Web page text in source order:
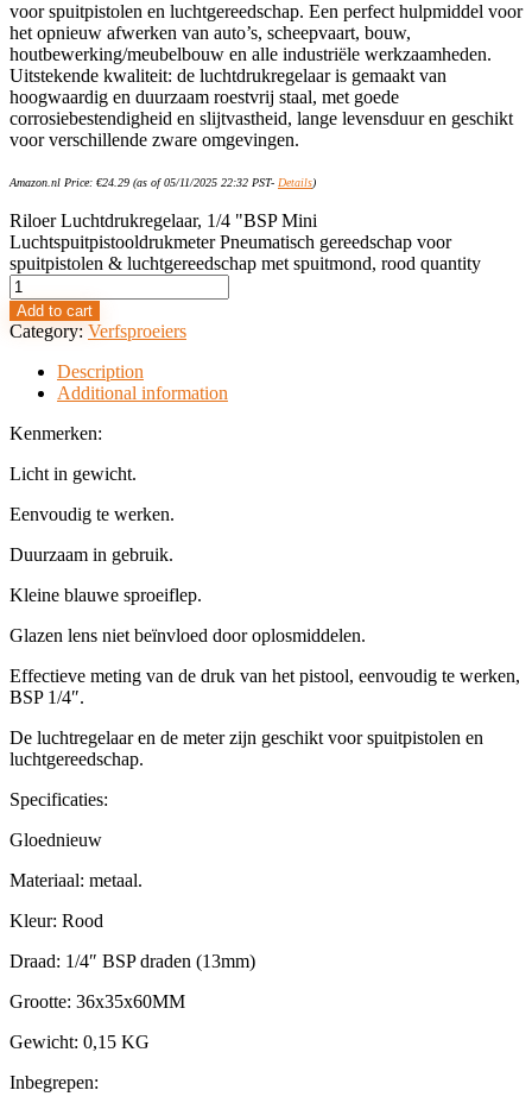
voor spuitpistolen en luchtgereedschap. Een perfect hulpmiddel voor
het opnieuw afwerken van auto’s, scheepvaart, bouw,
houtbewerking/meubelbouw en alle industriële werkzaamheden.
Uitstekende kwaliteit: de luchtdrukregelaar is gemaakt van
hoogwaardig en duurzaam roestvrij staal, met goede
corrosiebestendigheid en slijtvastheid, lange levensduur en geschikt
voor verschillende zware omgevingen.
Amazon.nl Price: €24.29 (as of 05/11/2025 22:32 PST- Details)
Riloer Luchtdrukregelaar, 1/4 "BSP Mini
Luchtspuitpistooldrukmeter Pneumatisch gereedschap voor
spuitpistolen & luchtgereedschap met spuitmond, rood quantity
Add to cart
Category: Verfsproeiers
Description
Additional information
Kenmerken:
Licht in gewicht.
Eenvoudig te werken.
Duurzaam in gebruik.
Kleine blauwe sproeiflep.
Glazen lens niet beïnvloed door oplosmiddelen.
Effectieve meting van de druk van het pistool, eenvoudig te werken,
BSP 1/4″.
De luchtregelaar en de meter zijn geschikt voor spuitpistolen en
luchtgereedschap.
Specificaties:
Gloednieuw
Materiaal: metaal.
Kleur: Rood
Draad: 1/4″ BSP draden (13mm)
Grootte: 36x35x60MM
Gewicht: 0,15 KG
Inbegrepen: